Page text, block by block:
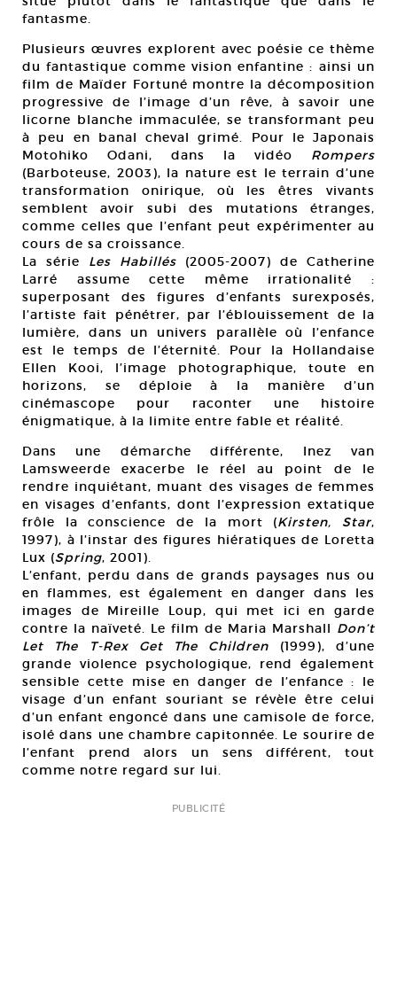
fantasme.
Plusieurs œuvres explorent avec poésie ce thème
du fantastique comme vision enfantine : ainsi un
film de Maïder Fortuné montre la décomposition
progressive de l’image d’un rêve, à savoir une
licorne blanche immaculée, se transformant peu
à peu en banal cheval grimé. Pour le Japonais
Motohiko Odani, dans la vidéo Rompers
(Barboteuse, 2003), la nature est le terrain d’une
transformation onirique, où les êtres vivants
semblent avoir subi des mutations étranges,
comme celles que l’enfant peut expérimenter au
cours de sa croissance.
La série Les Habillés (2005-2007) de Catherine
Larré assume cette même irrationalité :
superposant des figures d’enfants surexposés,
l’artiste fait pénétrer, par l’éblouissement de la
lumière, dans un univers parallèle où l’enfance
est le temps de l’éternité. Pour la Hollandaise
Ellen Kooi, l’image photographique, toute en
horizons, se déploie à la manière d’un
cinémascope pour raconter une histoire
énigmatique, à la limite entre fable et réalité.
Dans une démarche différente, Inez van
Lamsweerde exacerbe le réel au point de le
rendre inquiétant, muant des visages de femmes
en visages d’enfants, dont l’expression extatique
frôle la conscience de la mort (Kirsten, Star,
1997), à l’instar des figures hiératiques de Loretta
Lux (Spring, 2001).
L’enfant, perdu dans de grands paysages nus ou
en flammes, est également en danger dans les
images de Mireille Loup, qui met ici en garde
contre la naïveté. Le film de Maria Marshall Don’t
Let The T-Rex Get The Children (1999), d’une
grande violence psychologique, rend également
sensible cette mise en danger de l’enfance : le
visage d’un enfant souriant se révèle être celui
d’un enfant engoncé dans une camisole de force,
isolé dans une chambre capitonnée. Le sourire de
l’enfant prend alors un sens différent, tout
comme notre regard sur lui.
PUBLICITÉ